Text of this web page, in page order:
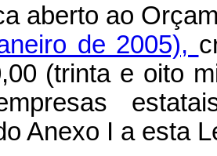
aberto ao
de 2005),
(trinta e oito
Anexo I a esta